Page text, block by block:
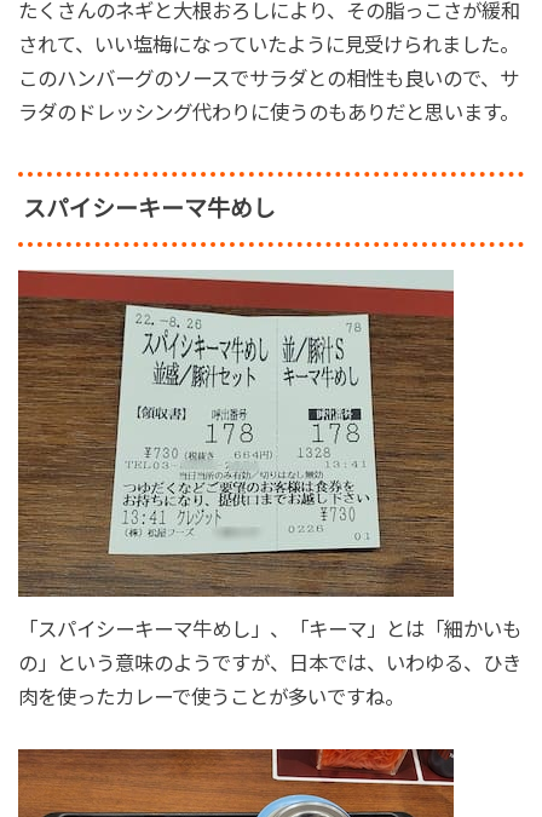
たくさんのネギと大根おろしにより、その脂っこさが緩和
されて、いい塩梅になっていたように見受けられました。
このハンバーグのソースでサラダとの相性も良いので、サ
ラダのドレッシング代わりに使うのもありだと思います。
スパイシーキーマ牛めし
「スパイシーキーマ牛めし」、「キーマ」とは「細かいも
の」という意味のようですが、日本では、いわゆる、ひき
肉を使ったカレーで使うことが多いですね。